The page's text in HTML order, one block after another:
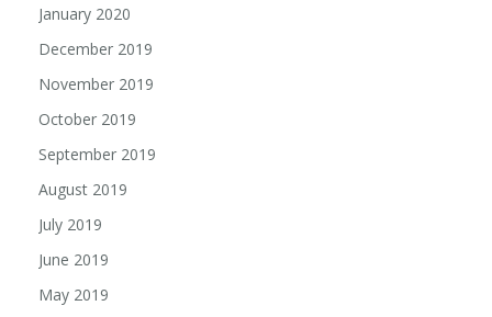
January 2020
December 2019
November 2019
October 2019
September 2019
August 2019
July 2019
June 2019
May 2019